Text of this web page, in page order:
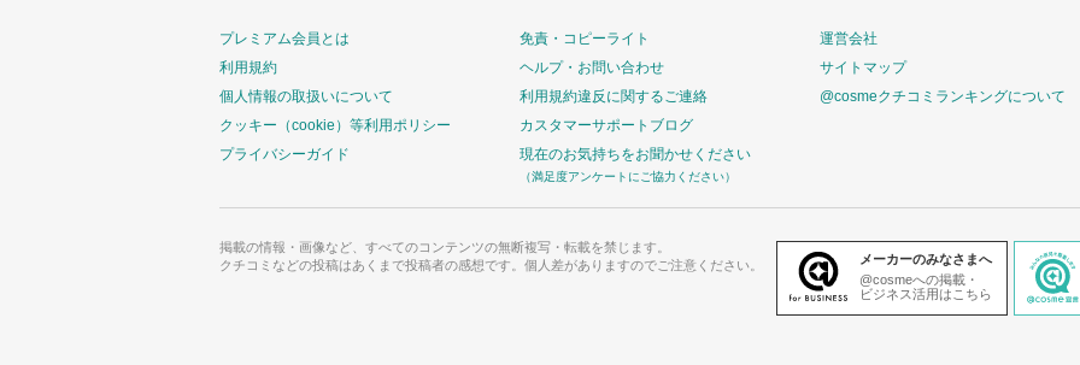
プレミアム会員とは
利用規約
個人情報の取扱いについて
クッキー（cookie）等利用ポリシー
プライバシーガイド
免責・コピーライト
ヘルプ・お問い合わせ
利用規約違反に関するご連絡
カスタマーサポートブログ
現在のお気持ちをお聞かせください
（満足度アンケートにご協力ください）
運営会社
サイトマップ
@cosmeクチコミランキングについて
掲載の情報・画像など、すべてのコンテンツの無断複写・転載を禁じます。
クチコミなどの投稿はあくまで投稿者の感想です。個人差がありますのでご注意ください。
メーカーのみなさまへ
@cosmeへの掲載・
ビジネス活用はこちら